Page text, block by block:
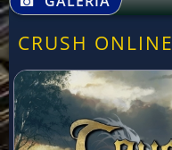
CRUSH ONLINE